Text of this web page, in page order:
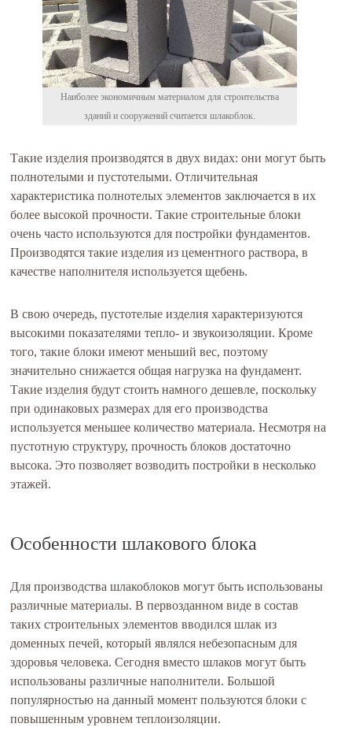
Наиболее экономичным материалом для строительства
зданий и сооружений считается шлакоблок.
Такие изделия производятся в двух видах: они могут быть
полнотелыми и пустотелыми. Отличительная
характеристика полнотелых элементов заключается в их
более высокой прочности. Такие строительные блоки
очень часто используются для постройки фундаментов.
Производятся такие изделия из цементного раствора, в
качестве наполнителя используется щебень.
В свою очередь, пустотелые изделия характеризуются
высокими показателями тепло- и звукоизоляции. Кроме
того, такие блоки имеют меньший вес, поэтому
значительно снижается общая нагрузка на фундамент.
Такие изделия будут стоить намного дешевле, поскольку
при одинаковых размерах для его производства
используется меньшее количество материала. Несмотря на
пустотную структуру, прочность блоков достаточно
высока. Это позволяет возводить постройки в несколько
этажей.
Особенности шлакового блока
Для производства шлакоблоков могут быть использованы
различные материалы. В первозданном виде в состав
таких строительных элементов вводился шлак из
доменных печей, который являлся небезопасным для
здоровья человека. Сегодня вместо шлаков могут быть
использованы различные наполнители. Большой
популярностью на данный момент пользуются блоки с
повышенным уровнем теплоизоляции.